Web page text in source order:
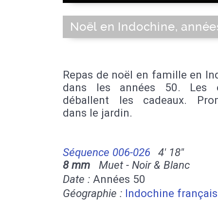
Noël en Indochine,
Repas de noël en famille en
dans les années 50. Les
déballent les cadeaux.
dans le jardin.
Séquence 006-026
4' 18''
8 mm Muet - Noir & Blanc
Date : Années 50
Géographie : Indochine